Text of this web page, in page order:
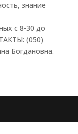
знание
с 8-30 до
(050)
Богдановна.